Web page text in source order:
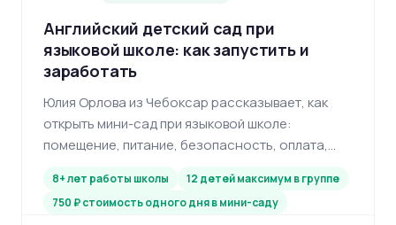
Английский детский сад при
языковой школе: как запустить и
заработать
Юлия Орлова из Чебоксар рассказывает, как
открыть мини-сад при языковой школе:
помещение, питание, безопасность, оплата,
для детей с полутора лет.
8+ лет работы школы
12 детей максимум в группе
750 ₽ стоимость одного дня в мини-саду